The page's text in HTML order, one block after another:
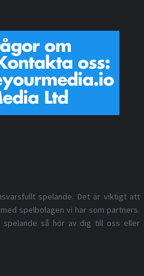
spelande. Det är viktigt att
spelbolagen vi har som partners.
spelande så hör av dig till oss eller